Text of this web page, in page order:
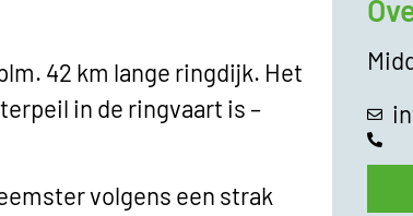
42 km lange ringdijk. Het
in de ringvaart is –
volgens een strak